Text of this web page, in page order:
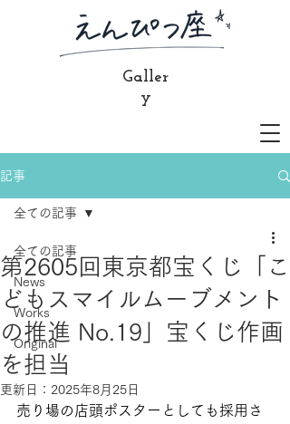
Galler
y
記事
全ての記事
News
Works
Original
全ての記事
第2605回東京都宝くじ「こ
どもスマイルムーブメント
の推進 No.19」宝くじ作画
を担当
更新日： 2025年8月25日
売り場の店頭ポスターとしても採用さ